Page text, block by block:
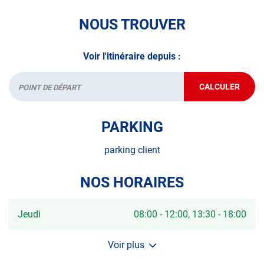
NOUS TROUVER
Voir l'itinéraire depuis :
Départ CALCULER
JUSQU'AU
POINT
PARKING
parking client
NOS HORAIRES
Horaires
Jeudi 08:00 - 12:00 13:30 - 18:00
Voir plus
et